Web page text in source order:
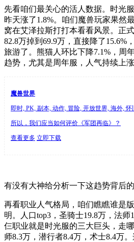
先看咱们最关心的活人数据。时光
昨天涨了1.8%。咱们魔兽玩家果然
窝在艾泽拉斯打打本看看风景。正
82.8万掉到69.9万，直接降了15.6%
旅游了。熊猫人环比下降7.1%，周
趋势，尤其是周年服，人气持续上
魔兽世界
即时, PK, 副本, 动作, 冒险, 开放世界, 海外, 怀
所以，我们应当如何评价《军团再临》？
查看更多 立即下载
有没有大神给分析一下这趋势背后
再看职业人气格局，咱们瞧瞧谁是
明。人口top3，圣骑士19.8万，法师
仨职业就是时光服的三大巨头，走
师8.3万，潜行者8.4万，术士8.4万